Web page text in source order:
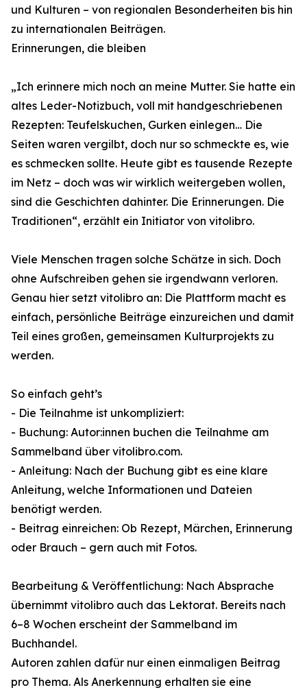
und Kulturen – von regionalen Besonderheiten bis hin
zu internationalen Beiträgen.
Erinnerungen, die bleiben
„Ich erinnere mich noch an meine Mutter. Sie hatte ein
altes Leder-Notizbuch, voll mit handgeschriebenen
Rezepten: Teufelskuchen, Gurken einlegen… Die
Seiten waren vergilbt, doch nur so schmeckte es, wie
es schmecken sollte. Heute gibt es tausende Rezepte
im Netz – doch was wir wirklich weitergeben wollen,
sind die Geschichten dahinter. Die Erinnerungen. Die
Traditionen“, erzählt ein Initiator von vitolibro.
Viele Menschen tragen solche Schätze in sich. Doch
ohne Aufschreiben gehen sie irgendwann verloren.
Genau hier setzt vitolibro an: Die Plattform macht es
einfach, persönliche Beiträge einzureichen und damit
Teil eines großen, gemeinsamen Kulturprojekts zu
werden.
So einfach geht’s
- Die Teilnahme ist unkompliziert:
- Buchung: Autor:innen buchen die Teilnahme am
Sammelband über vitolibro.com.
- Anleitung: Nach der Buchung gibt es eine klare
Anleitung, welche Informationen und Dateien
benötigt werden.
- Beitrag einreichen: Ob Rezept, Märchen, Erinnerung
oder Brauch – gern auch mit Fotos.
Bearbeitung & Veröffentlichung: Nach Absprache
übernimmt vitolibro auch das Lektorat. Bereits nach
6–8 Wochen erscheint der Sammelband im
Buchhandel.
Autoren zahlen dafür nur einen einmaligen Beitrag
pro Thema. Als Anerkennung erhalten sie eine